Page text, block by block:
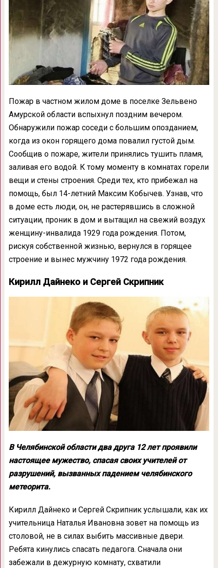
Пожар в частном жилом доме в поселке Зельвено
Амурской области вспыхнул поздним вечером.
Обнаружили пожар соседи с большим опозданием,
когда из окон горящего дома повалил густой дым.
Сообщив о пожаре, жители принялись тушить пламя,
заливая его водой. К тому моменту в комнатах горели
вещи и стены строения. Среди тех, кто прибежал на
помощь, был 14-летний Максим Кобычев. Узнав, что
в доме есть люди, он, не растерявшись в сложной
ситуации, проник в дом и вытащил на свежий воздух
женщину-инвалида 1929 года рождения. Потом,
рискуя собственной жизнью, вернулся в горящее
строение и вынес мужчину 1972 года рождения.
Кирилл Дайнеко и Сергей Скрипник
В Челябинской области два друга 12 лет проявили
настоящее мужество, спасая своих учителей от
разрушений, вызванных падением челябинского
метеорита.
Кирилл Дайнеко и Сергей Скрипник услышали, как их
учительница Наталья Ивановна зовет на помощь из
столовой, не в силах выбить массивные двери.
Ребята кинулись спасать педагога. Сначала они
забежали в дежурную комнату, схватили